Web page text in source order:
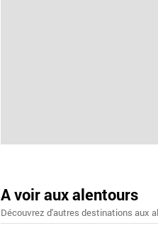
A voir aux alentours
Découvrez d'autres destinations aux